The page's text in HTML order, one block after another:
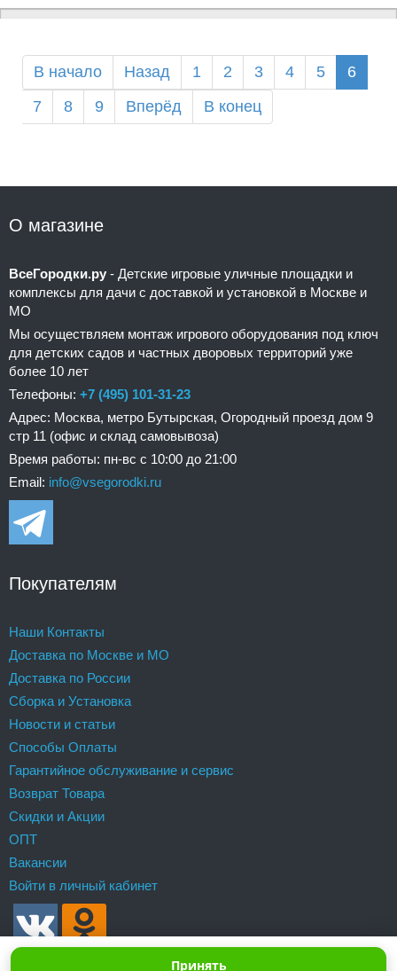
В начало Назад 1 2 3 4 5
6
7
8 9 Вперёд В конец
О магазине
ВсеГородки.ру - Детские игровые уличные площадки и
комплексы для дачи с доставкой и установкой в Москве и
МО
Мы осуществляем монтаж игрового оборудования под ключ
для детских садов и частных дворовых территорий уже
более 10 лет
Телефоны: +7 (495) 101-31-23
Адрес: Москва, метро Бутырская, Огородный проезд дом 9
стр 11 (офис и склад самовывоза)
Время работы: пн-вс с 10:00 до 21:00
Email: info@vsegorodki.ru
Покупателям
Наши Контакты
Доставка по Москве и МО
Доставка по России
Сборка и Установка
Новости и статьи
Способы Оплаты
Гарантийное обслуживание и сервис
Возврат Товара
Скидки и Акции
ОПТ
Вакансии
Войти в личный кабинет
Принять